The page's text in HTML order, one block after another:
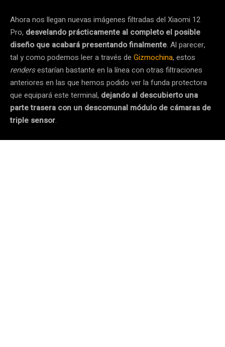
Ahora nos llegan nuevas imágenes filtradas del Xiaomi 12
Pro, desvelando prácticamente al completo el posible
diseño que acabará presentando finalmente. Al parecer,
tal y como podemos leer a través de Gizmochina, estos
rendersestarían bastante en la línea con otras filtraciones
anteriores en las que hemos podido ver la funda protectora
que equipará este terminal, dejando al descubierto una
parte trasera con un descomunal módulo de cámaras de
triple sensor.